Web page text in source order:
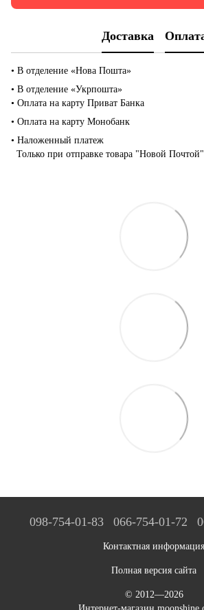
Доставка
• В отделение «Нова Пошта»
• В отделение «Укрпошта»
• Оплата на карту Приват Банка
• Оплата на карту Монобанк
• Наложенный платеж
Только при отправке товара "Новой Почтой"
098-754-01-83 066-754-01-72
Контактная информация
Полная версия сайта
© 2012—2026